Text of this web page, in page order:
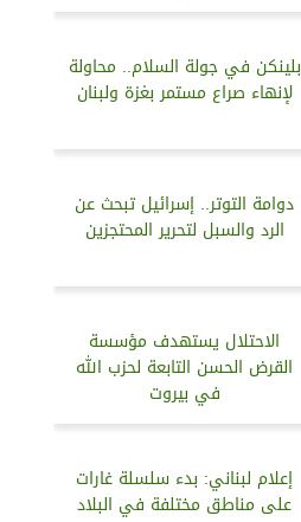
بلينكن في جولة السلام.. محاولة
لإنهاء صراع مستمر بغزة ولبنان
دوامة التوتر.. إسرائيل تبحث عن
الرد والسبل لتحرير المحتجزين
الاحتلال يستهدف مؤسسة
القرض الحسن التابعة لحزب الله
في بيروت
إعلام لبناني: بدء سلسلة غارات
على مناطق مختلفة في البلاد